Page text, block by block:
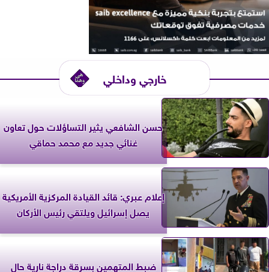
خارجي وداخلي
حسن الشافعي يثير التساؤلات حول تعاون
غنائي جديد مع محمد حماقي
إعلام عبري: قائد القيادة المركزية الأمريكية
يصل إسرائيل ويلتقي رئيس الأركان
ضبط المتهمين بسرقة دراجة نارية حال